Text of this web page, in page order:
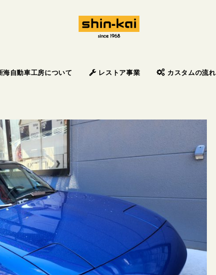
海自動車工房について レストア事業 カスタムの流れ